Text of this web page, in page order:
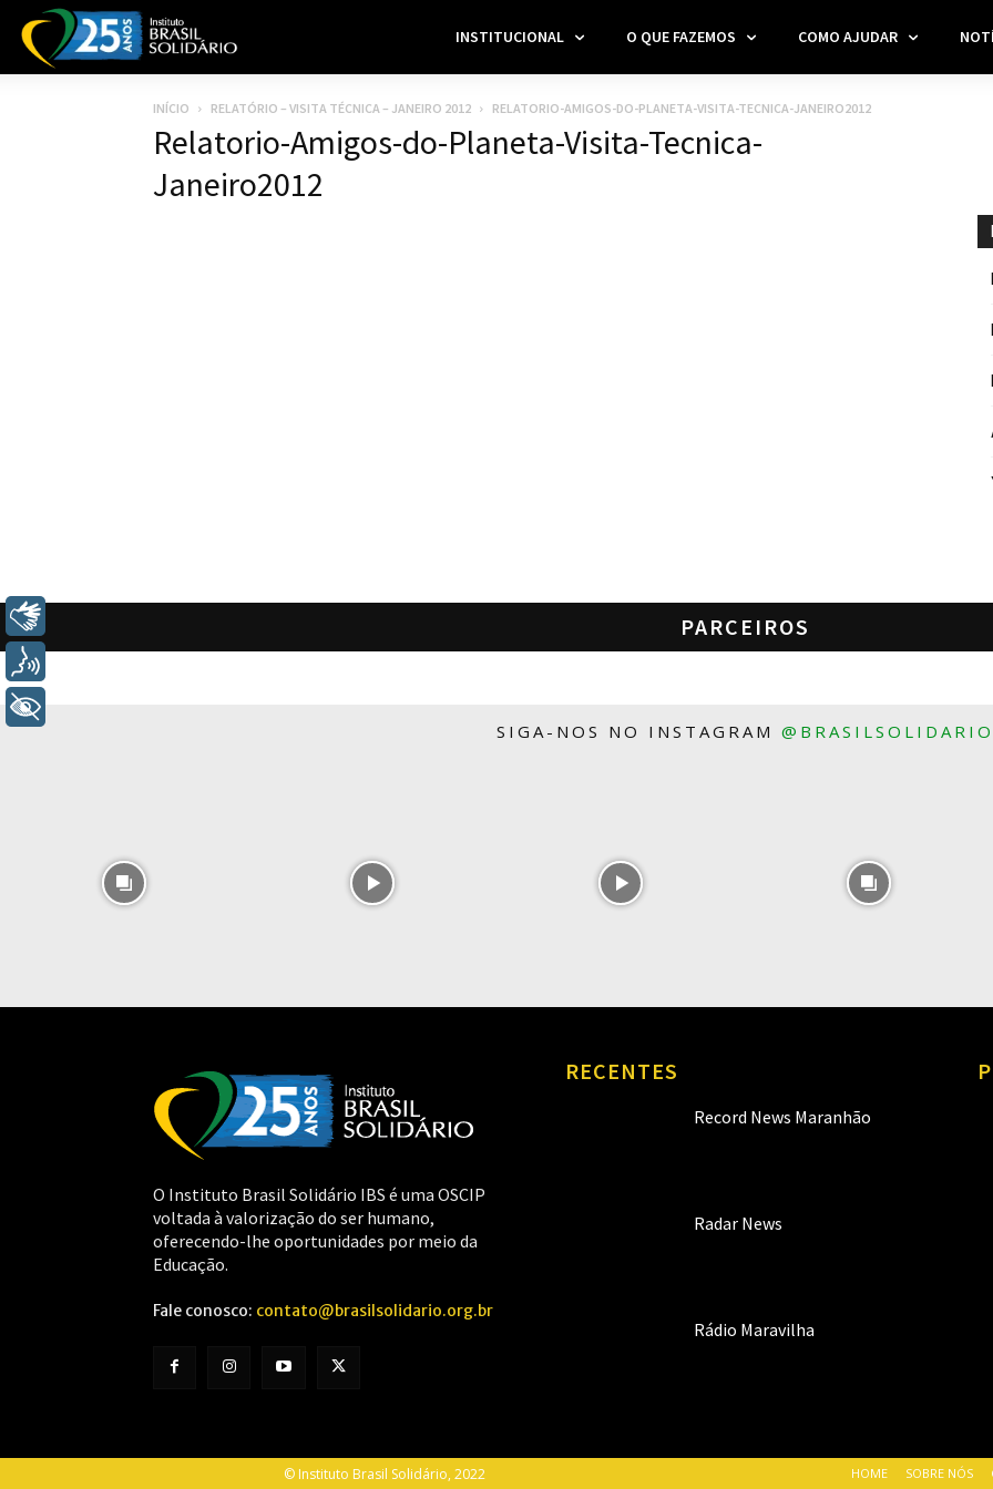
INSTITUCIONAL O QUE FAZEMOS COMO AJUDAR
INÍCIO RELATÓRIO – VISITA TÉCNICA – JANEIRO 2012 RELATORIO-AMIGOS-DO-PLANETA-VISITA-TECNICA-JANEIRO2012
Relatorio-Amigos-do-Planeta-Visita-Tecnica-
Janeiro2012
PARCEIROS
SIGA-NOS NO INSTAGRAM @BRASILSOLIDARIO
O Instituto Brasil Solidário IBS é uma OSCIP
voltada à valorização do ser humano,
oferecendo-lhe oportunidades por meio da
Educação.
Fale conosco: contato@brasilsolidario.org.br
RECENTES
Record News Maranhão
Radar News
Rádio Maravilha
© Instituto Brasil Solidário, 2022 HOME SOBRE NÓS